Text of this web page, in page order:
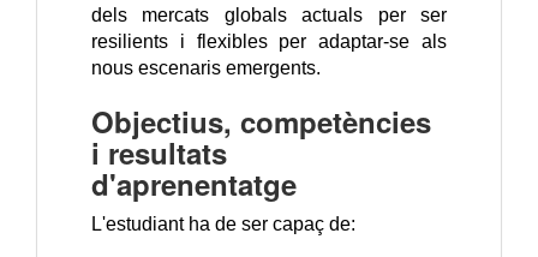
dels mercats globals actuals per ser
resilients i flexibles per adaptar-se als
nous escenaris emergents.
Objectius, competències
i resultats
d'aprenentatge
L'estudiant ha de ser capaç de: